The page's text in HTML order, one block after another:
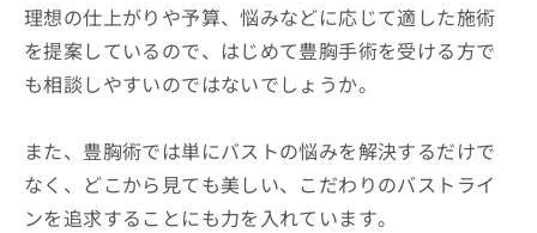
理想の仕上がりや予算、悩みなどに応じて適した施術
を提案しているので、はじめて豊胸手術を受ける方で
も相談しやすいのではないでしょうか。
また、豊胸術では単にバストの悩みを解決するだけで
なく、どこから見ても美しい、こだわりのバストライ
ンを追求することにも力を入れています。